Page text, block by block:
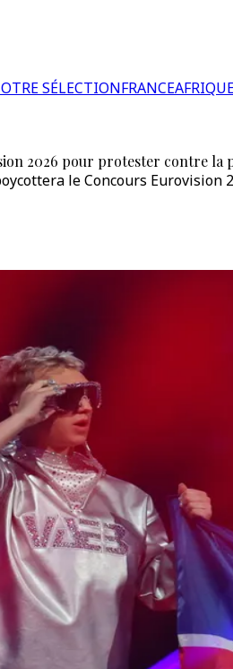
SÉLECTIONFRANCE
2026 pour protester contre la
le Concours